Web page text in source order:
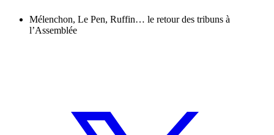
Mélenchon, Le Pen, Ruffin… le retour des tribuns à
l’Assemblée